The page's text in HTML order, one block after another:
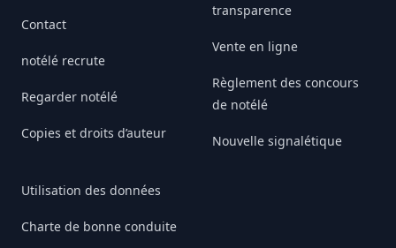
Contact
notélé recrute
Regarder notélé
Copies et droits d’auteur
Utilisation des données
Charte de bonne conduite
transparence
Vente en ligne
Règlement des concours
de notélé
Nouvelle signalétique